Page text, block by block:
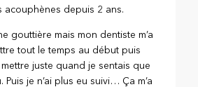
acouphènes depuis 2 ans.
gouttière mais mon dentiste m’a
tout le temps au début puis
juste quand je sentais que
Puis je n’ai plus eu suivi… Ça m’a